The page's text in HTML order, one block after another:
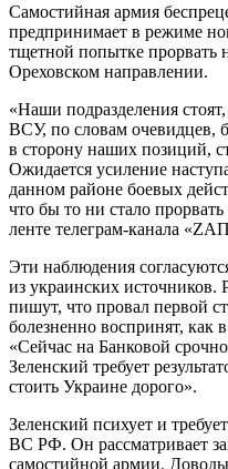
Самостийная армия
предпринимает в режиме
тщетной попытке
Ореховском направлении.
«Наши подразделения
ВСУ, по словам очевидцев,
в сторону наших позиций,
Ожидается усиление
данном районе боевых
что бы то ни стало
ленте телеграм-канала
Эти наблюдения
из украинских источников.
пишут, что провал первой
болезненно воспринят, как
«Сейчас на Банковой
Зеленский требует
стоить Украине дорого».
Зеленский психует и
ВС РФ. Он рассматривает
самостийной армии.